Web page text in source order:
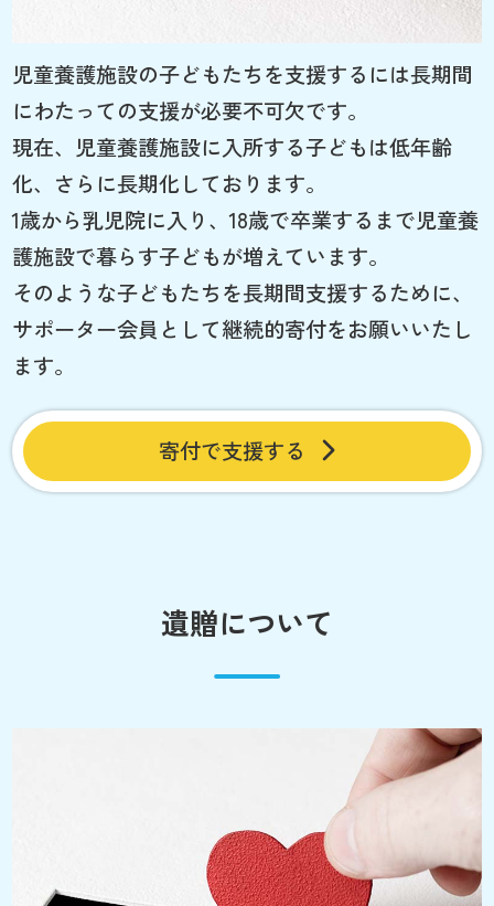
児童養護施設の子どもたちを支援するには長期間
にわたっての支援が必要不可欠です。
現在、児童養護施設に入所する子どもは低年齢
化、さらに長期化しております。
1歳から乳児院に入り、18歳で卒業するまで児童養
護施設で暮らす子どもが増えています。
そのような子どもたちを長期間支援するために、
サポーター会員として継続的寄付をお願いいたし
ます。
寄付で支援する
遺贈について